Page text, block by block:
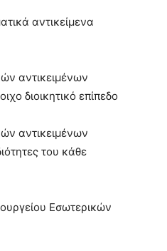
αντικείμενα
αντικειμένων
διοικητικό επίπεδο
αντικειμένων
του κάθε
Εσωτερικών